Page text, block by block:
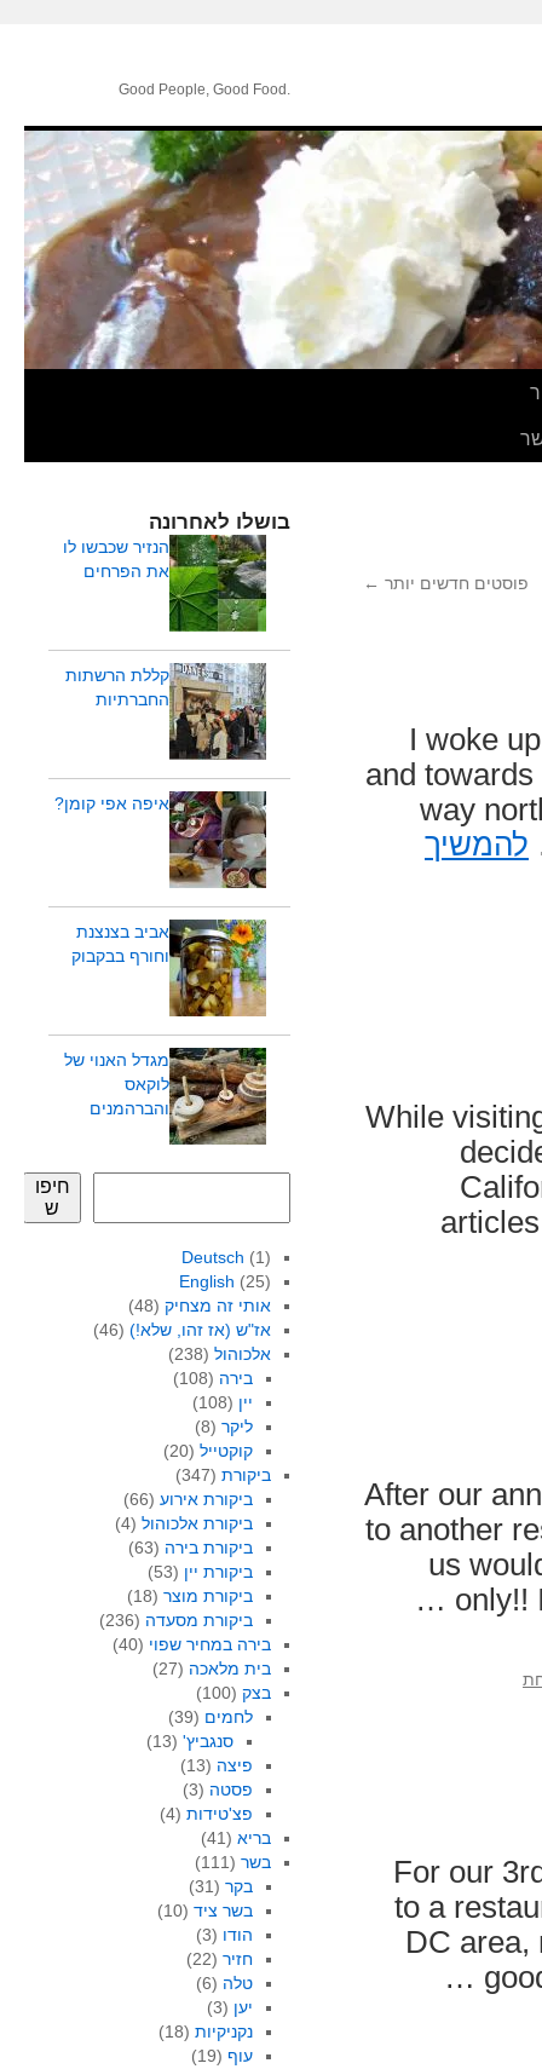
.Good People, Good Food
פוסטים חדשים יותר ←
I woke
and
way
להמשיך
While
After our
to another
us
only!!
For our
to a
DC area,
בושלו לאחרונה
הנזיר שכבשו לו
את הפרחים
קללת הרשתות
החברתיות
איפה אפי קומן?
אביב בצנצנת
וחורף בבקבוק
מגדל האנוי של
לוקאס
והברהמנים
חיפו
ש
Deutsch (1)
English (25)
אותי זה מצחיק(48)
אז"ש (אז זהו, שלא!)(46)
אלכוהול(238)
בירה (108)
יין (108)
ליקר (8)
קוקטייל (20)
ביקורת(347)
ביקורת אירוע (66)
ביקורת אלכוהול (4)
ביקורת בירה (63)
ביקורת יין (53)
ביקורת מוצר (18)
ביקורת מסעדה (236)
בירה במחיר שפוי (40)
בית מלאכה (27)
בצק(100)
לחמים (39)
סנגביץ'(13)
פיצה (13)
פסטה (3)
פצ'טידות (4)
בריא(41)
בשר(111)
בקר (31)
בשר ציד (10)
הודו (3)
חזיר (22)
טלה (6)
יען (3)
נקניקיות (18)
עוף (19)